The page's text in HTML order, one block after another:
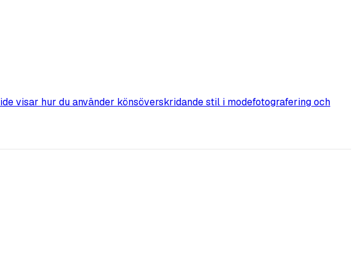
visar hur du använder könsöverskridande stil i modefotografering och